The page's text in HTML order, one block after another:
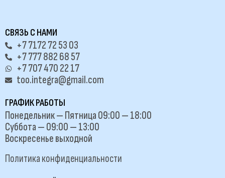
СВЯЗЬ С НАМИ
+7 7172 72 53 03
+7 777 882 68 57
+7 707 470 22 17
too.integra@gmail.com
ГРАФИК РАБОТЫ
Понедельник — Пятница 09:00 — 18:00
Суббота — 09:00 — 13:00
Воскресенье выходной
Политика конфиденциальности